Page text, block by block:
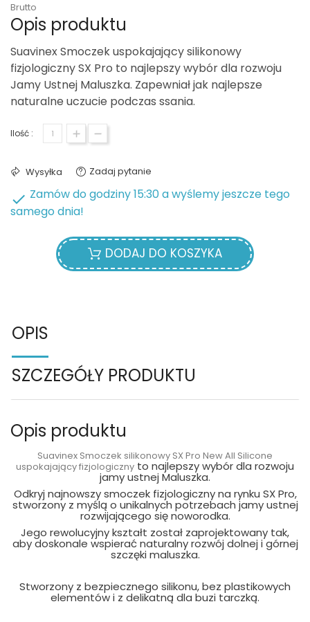
Brutto
Opis produktu
Suavinex Smoczek uspokajający silikonowy
fizjologiczny SX Pro to najlepszy wybór dla rozwoju
Jamy Ustnej Maluszka. Zapewniał jak najlepsze
naturalne uczucie podczas ssania.
Ilość :
Wysyłka Zadaj pytanie
 Zamów do godziny 15:30 a wyślemy jeszcze tego
samego dnia!
DODAJ DO KOSZYKA
OPIS
SZCZEGÓŁY PRODUKTU
Opis produktu
Suavinex Smoczek silikonowy SX Pro New All Silicone
uspokajający fizjologiczny to najlepszy wybór dla rozwoju
jamy ustnej Maluszka.
Odkryj najnowszy smoczek fizjologiczny na rynku SX Pro,
stworzony z myślą o unikalnych potrzebach jamy ustnej
rozwijającego się noworodka.
Jego rewolucyjny kształt został zaprojektowany tak,
aby doskonale wspierać naturalny rozwój dolnej i górnej
szczęki maluszka.
Stworzony z bezpiecznego silikonu, bez plastikowych
elementów i z delikatną dla buzi tarczką.